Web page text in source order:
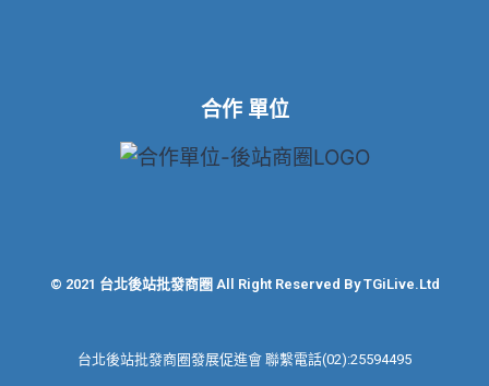
合作 單位
© 2021 台北後站批發商圈 All Right Reserved By TGiLive.Ltd
台北後站批發商圈發展促進會 聯繫電話(02):25594495